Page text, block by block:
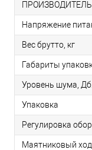
ПРОИЗВОДИТЕЛЬ
Напряжение
Вес брутто, кг
Габариты
Уровень шума, Дб.
Упаковка
Регулировка
Маятниковый ход